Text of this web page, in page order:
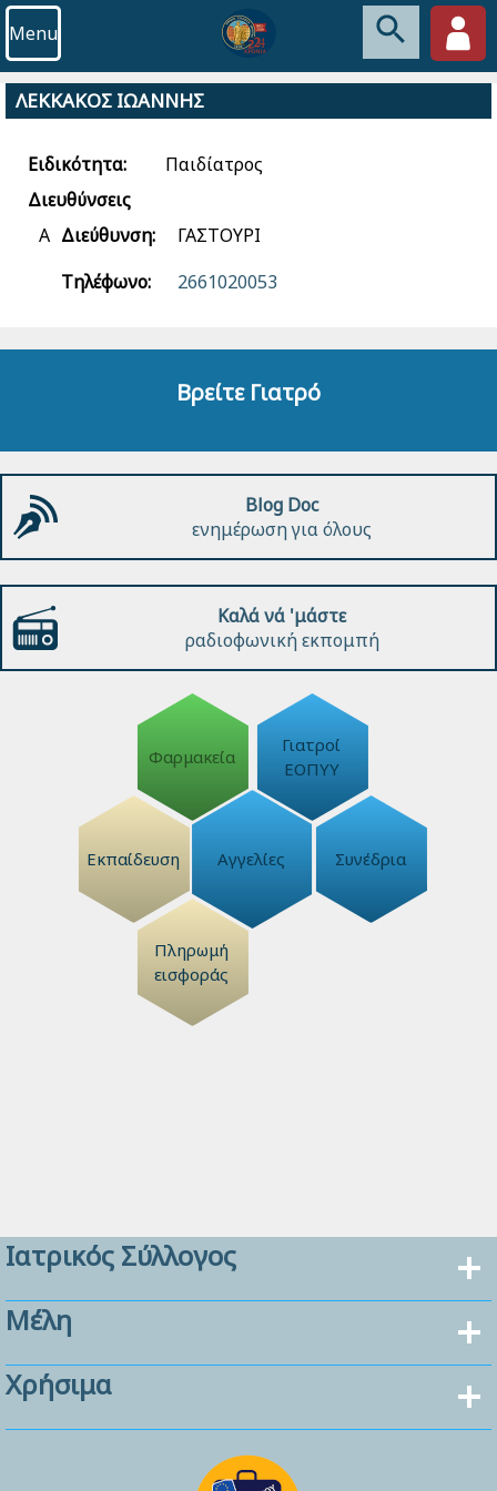
Menu
ΛΕΚΚΑΚΟΣ ΙΩΑΝΝΗΣ
Ειδικότητα:
Παιδίατρος
Διευθύνσεις
Α Διεύθυνση:
ΓΑΣΤΟΥΡΙ
Τηλέφωνο:
2661020053
Βρείτε Γιατρό
Blog Doc
ενημέρωση για όλους
Καλά νά 'μάστε
ραδιοφωνική εκπομπή
Φαρμακεία
Γιατροί
ΕΟΠΥΥ
Εκπαίδευση Αγγελίες Συνέδρια
Πληρωμή
εισφοράς
Ιατρικός Σύλλογος
Μέλη
Χρήσιμα